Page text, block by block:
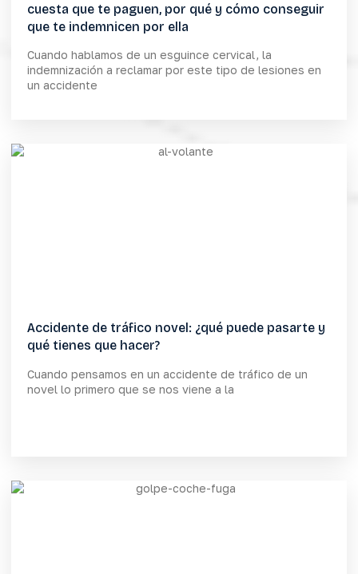
cuesta que te paguen, por qué y cómo conseguir
que te indemnicen por ella
Cuando hablamos de un esguince cervical, la
indemnización a reclamar por este tipo de lesiones en
un accidente
Accidente de tráfico novel: ¿qué puede pasarte y
qué tienes que hacer?
Cuando pensamos en un accidente de tráfico de un
novel lo primero que se nos viene a la